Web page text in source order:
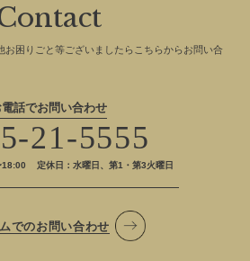
お困りごと等ございましたらこちらからお問い合
電話でお問い合わせ
21-5555
18:00 定休日：水曜日、第1・第3火曜日
でのお問い合わせ